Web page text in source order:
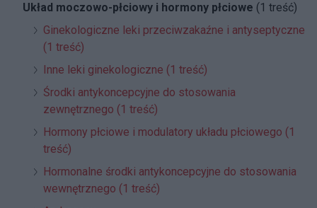
Układ moczowo-płciowy i hormony płciowe (1 treść)
Ginekologiczne leki przeciwzakaźne i antyseptyczne
(1 treść)
Inne leki ginekologiczne (1 treść)
Środki antykoncepcyjne do stosowania
zewnętrznego (1 treść)
Hormony płciowe i modulatory układu płciowego (1
treść)
Hormonalne środki antykoncepcyjne do stosowania
wewnętrznego (1 treść)